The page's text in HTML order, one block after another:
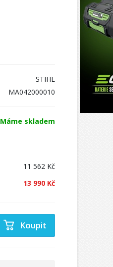
STIHL
MA042000010
Máme skladem
11 562 Kč
13 990 Kč
Koupit